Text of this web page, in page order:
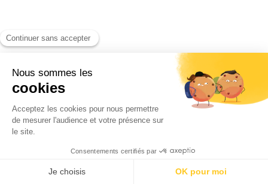
Nobi Nobi veut faire rêver les enfants
Rédaction 01/06/2010